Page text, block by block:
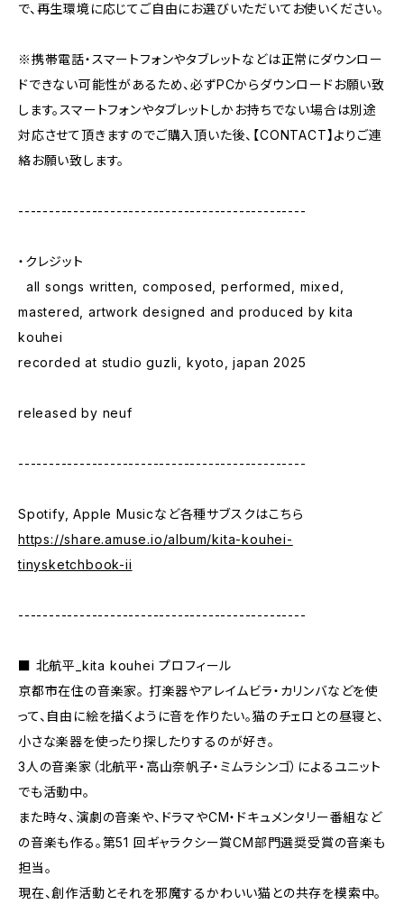
で、再生環境に応じてご自由にお選びいただいてお使いください。
※携帯電話・スマートフォンやタブレットなどは正常にダウンロー
ドできない可能性があるため、必ずPCからダウンロードお願い致
します。スマートフォンやタブレットしかお持ちでない場合は別途
対応させて頂きますのでご購入頂いた後、【CONTACT】よりご連
絡お願い致します。
-----------------------------------------------
・クレジット
all songs written, composed, performed, mixed,
mastered, artwork designed and produced by kita
kouhei
recorded at studio guzli, kyoto, japan 2025
released by neuf
-----------------------------------------------
Spotify, Apple Musicなど各種サブスクはこちら
https://share.amuse.io/album/kita-kouhei-
tinysketchbook-ii
-----------------------------------------------
■ 北航平_kita kouhei プロフィール
京都市在住の音楽家。 打楽器やアレイムビラ・カリンバなどを使
って、自由に絵を描くように音を作りたい。猫のチェロとの昼寝と、
小さな楽器を使ったり探したりするのが好き。
3人の音楽家（北航平・高山奈帆子・ミムラシンゴ）によるユニット
でも活動中。
また時々、演劇の音楽や、ドラマやCM・ドキュメンタリー番組など
の音楽も作る。第51 回ギャラクシー賞CM部門選奨受賞の音楽も
担当。
現在、創作活動とそれを邪魔するかわいい猫との共存を模索中。